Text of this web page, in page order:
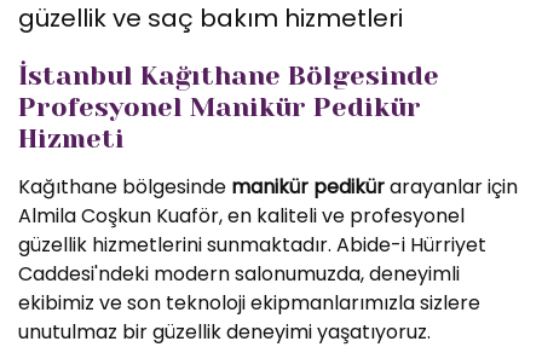
güzellik ve saç bakım hizmetleri
İstanbul Kağıthane Bölgesinde
Profesyonel Manikür Pedikür
Hizmeti
Kağıthane bölgesinde manikür pedikürarayanlar için
Almila Coşkun Kuaför, en kaliteli ve profesyonel
güzellik hizmetlerini sunmaktadır. Abide-i Hürriyet
Caddesi'ndeki modern salonumuzda, deneyimli
ekibimiz ve son teknoloji ekipmanlarımızla sizlere
unutulmaz bir güzellik deneyimi yaşatıyoruz.